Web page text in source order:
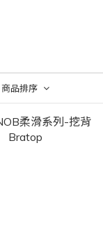
商品排序